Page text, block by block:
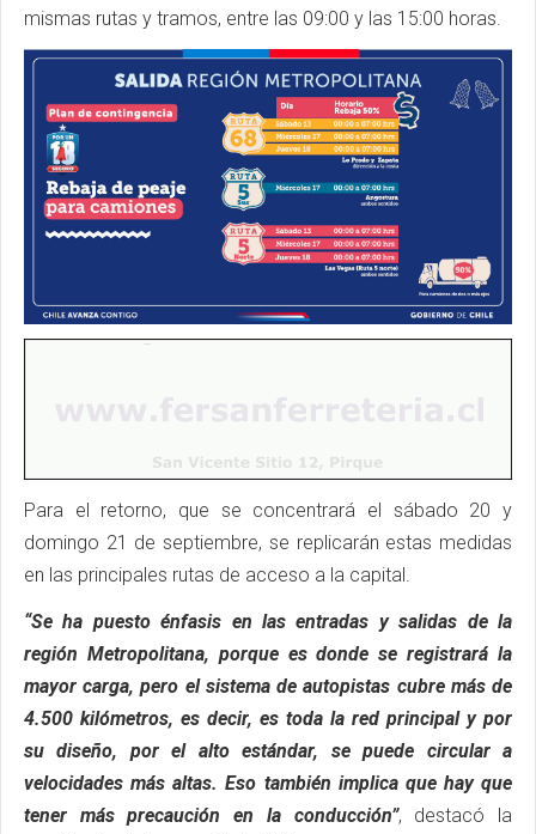
mismas rutas y tramos, entre las 09:00 y las 15:00 horas.
Para el retorno, que se concentrará el sábado 20 y
domingo 21 de septiembre, se replicarán estas medidas
en las principales rutas de acceso a la capital.
“Se ha puesto énfasis en las entradas y salidas de la
región Metropolitana, porque es donde se registrará la
mayor carga, pero el sistema de autopistas cubre más de
4.500 kilómetros, es decir, es toda la red principal y por
su diseño, por el alto estándar, se puede circular a
velocidades más altas. Eso también implica que hay que
tener más precaución en la conducción”, destacó la